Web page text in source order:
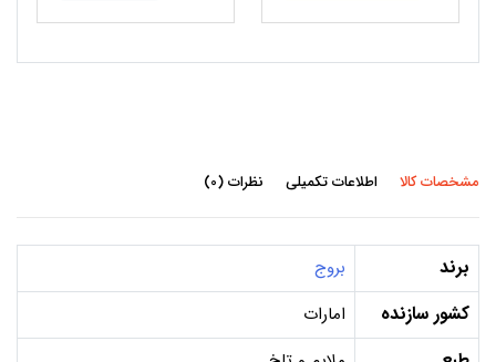
مشخصات کالا اطلاعات تکمیلی نظرات (0)
برند بروج
کشور سازنده امارات